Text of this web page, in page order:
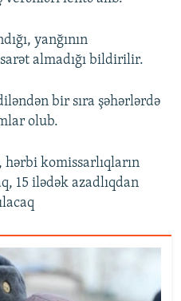
yanğının
almadığı bildirilir.
bir sıra şəhərlərdə
olub.
hərbi komissarlıqların
15 ilədək azadlıqdan